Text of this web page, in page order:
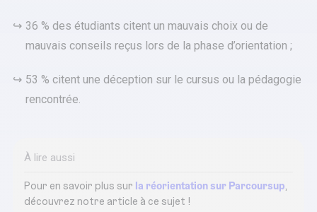
36 % des étudiants citent un mauvais choix ou de
mauvais conseils reçus lors de la phase d’orientation ;
53 % citent une déception sur le cursus ou la pédagogie
rencontrée.
À lire aussi
Pour en savoir plus sur la réorientation sur Parcoursup,
découvrez notre article à ce sujet !